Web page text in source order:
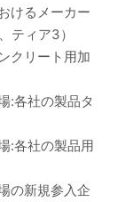
けるメーカー
ティア3）
クリート用加
:各社の製品タ
:各社の製品用
の新規参入企